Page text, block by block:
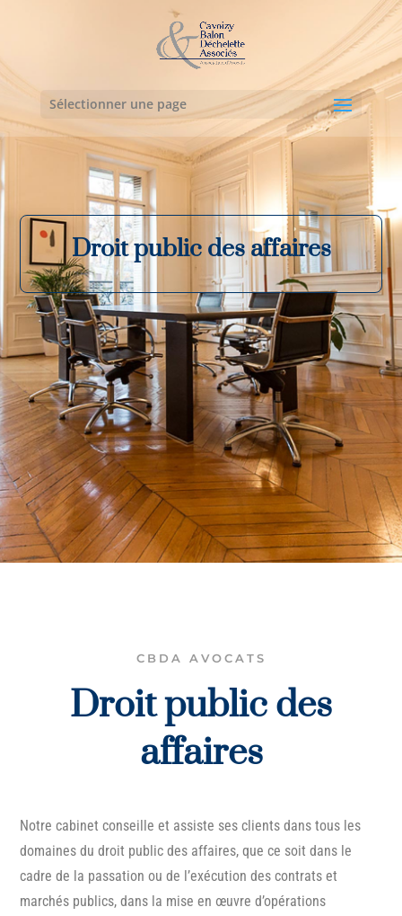
Sélectionner une page
Droit public des affaires
CBDA AVOCATS
Droit public des
affaires
Notre cabinet conseille et assiste ses clients dans tous les
domaines du droit public des affaires, que ce soit dans le
cadre de la passation ou de l’exécution des contrats et
marchés publics, dans la mise en œuvre d’opérations